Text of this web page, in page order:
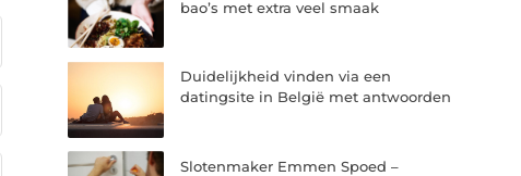
bao’s met extra veel smaak
Duidelijkheid vinden via een
datingsite in België met antwoorden
Slotenmaker Emmen Spoed –